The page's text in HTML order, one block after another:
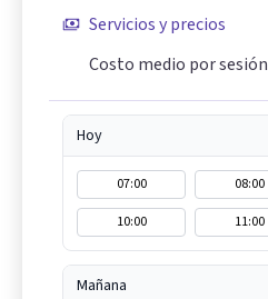
Servicios y precios
Costo medio por sesión
Hoy
07:00 08:00
10:00
11:00
Mañana